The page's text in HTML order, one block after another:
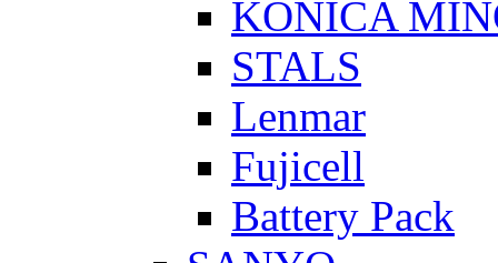
KONICA
STALS
Lenmar
Fujicell
Battery Pack